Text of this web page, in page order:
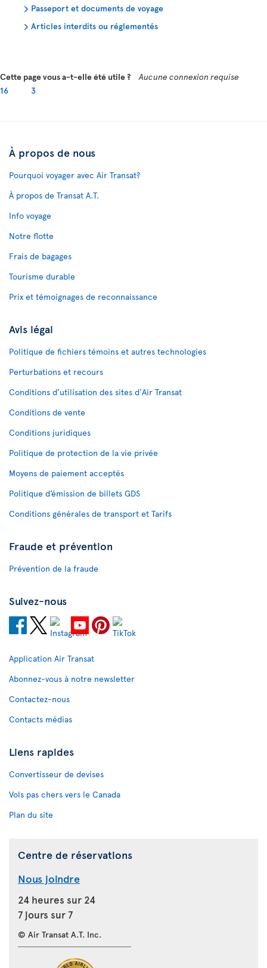
Passeport et documents de voyage
Articles interdits ou réglementés
Cette page vous a-t-elle été utile ?
Aucune connexion requise
16
3
À propos de nous
Pourquoi voyager avec Air Transat?
À propos de Transat A.T.
Info voyage
Notre flotte
Frais de bagages
Tourisme durable
Prix et témoignages de reconnaissance
Avis légal
Politique de fichiers témoins et autres technologies
Perturbations et recours
Conditions d’utilisation des sites d'Air Transat
Conditions de vente
Conditions juridiques
Politique de protection de la vie privée
Moyens de paiement acceptés
Politique d’émission de billets GDS
Conditions générales de transport et Tarifs
Fraude et prévention
Prévention de la fraude
Suivez-nous
Application Air Transat
Abonnez-vous à notre newsletter
Contactez-nous
Contacts médias
Liens rapides
Convertisseur de devises
Vols pas chers vers le Canada
Plan du site
Centre de réservations
Nous joindre
24 heures sur 24
7 jours sur 7
© Air Transat A.T. Inc.